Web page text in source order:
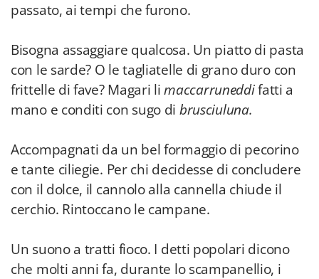
passato, ai tempi che furono.
Bisogna assaggiare qualcosa. Un piatto di pasta
con le sarde? O le tagliatelle di grano duro con
frittelle di fave? Magari limaccarruneddifatti a
mano e conditi con sugo di brusciuluna.
Accompagnati da un bel formaggio di pecorino
e tante ciliegie. Per chi decidesse di concludere
con il dolce, il cannolo alla cannella chiude il
cerchio. Rintoccano le campane.
Un suono a tratti fioco. I detti popolari dicono
che molti anni fa, durante lo scampanellio, i